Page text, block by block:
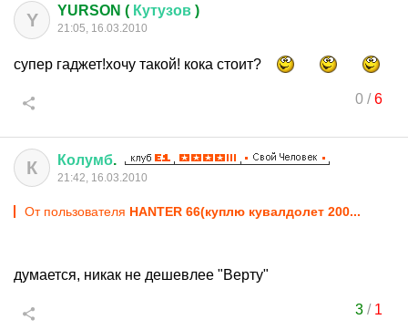
Y YURSON ( Кутузов )
21:05, 16.03.2010
супер гаджет!хочу такой! кока стоит?
0/6
К Колумб.
21:42, 16.03.2010
От пользователя HANTER 66(куплю кувалдолет 200...
думается, никак не дешевлее "Верту"
3/ 1